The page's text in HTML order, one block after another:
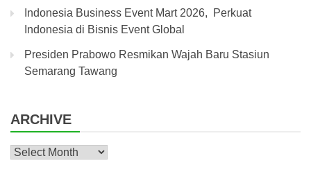
Indonesia Business Event Mart 2026, Perkuat
Indonesia di Bisnis Event Global
Presiden Prabowo Resmikan Wajah Baru Stasiun
Semarang Tawang
ARCHIVE
Archive